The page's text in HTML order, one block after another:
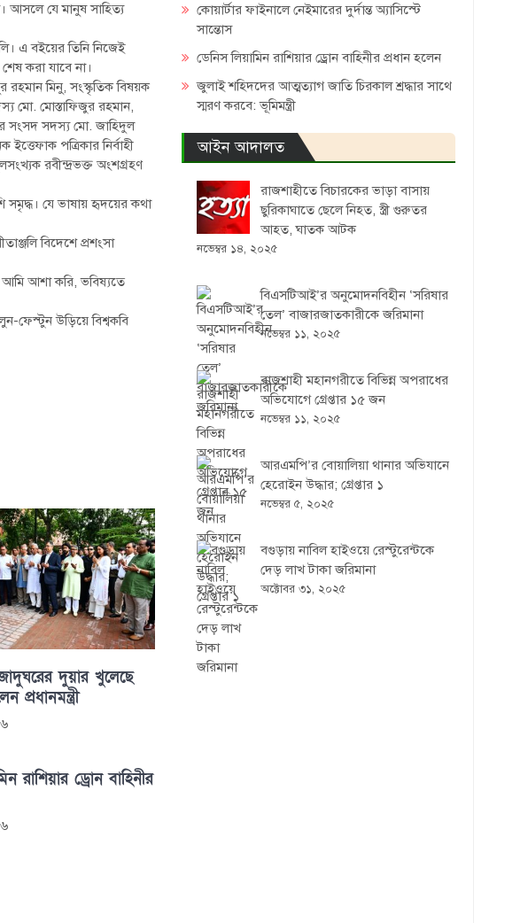
আসলে যে মানুষ সাহিত্য
এ বইয়ের তিনি নিজেই
করা যাবে না।
রহমান মিনু, সংস্কৃতিক বিষয়ক
মো. মোস্তাফিজুর রহমান,
সংসদ সদস্য মো. জাহিদুল
পত্রিকার নির্বাহী
রবীন্দ্রভক্ত অংশগ্রহণ
সমৃদ্ধ। যে ভাষায় হৃদয়ের কথা
বিদেশে প্রশংসা
আশা করি, ভবিষ্যতে
ফেস্টুন উড়িয়ে বিশ্বকবি
দুয়ার খুলেছে
প্রধানমন্ত্রী
রাশিয়ার ড্রোন বাহিনীর
কোয়ার্টার ফাইনালে নেইমারের দুর্দান্ত অ্যাসিস্টে
সান্তোস
ডেনিস লিয়ামিন রাশিয়ার ড্রোন বাহিনীর প্রধান হলেন
জুলাই শহিদদের আত্মত্যাগ জাতি চিরকাল শ্রদ্ধার সাথে
স্মরণ করবে: ভূমিমন্ত্রী
আইন আদালত
রাজশাহীতে বিচারকের ভাড়া বাসায়
ছুরিকাঘাতে ছেলে নিহত, স্ত্রী গুরুতর
আহত, ঘাতক আটক
নভেম্বর ১৪, ২০২৫
বিএসটিআই’র অনুমোদনবিহীন ‘সরিষার
তেল’ বাজারজাতকারীকে জরিমানা
নভেম্বর ১১, ২০২৫
রাজশাহী মহানগরীতে বিভিন্ন অপরাধের
অভিযোগে গ্রেপ্তার ১৫ জন
নভেম্বর ১১, ২০২৫
আরএমপি’র বোয়ালিয়া থানার অভিযানে
হেরোইন উদ্ধার; গ্রেপ্তার ১
নভেম্বর ৫, ২০২৫
বগুড়ায় নাবিল হাইওয়ে রেস্টুরেন্টকে
দেড় লাখ টাকা জরিমানা
অক্টোবর ৩১, ২০২৫